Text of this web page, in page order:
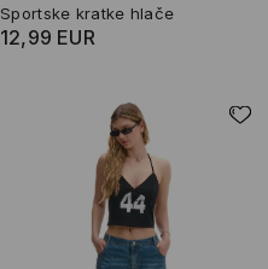
Sportske kratke hlače
12,99 EUR